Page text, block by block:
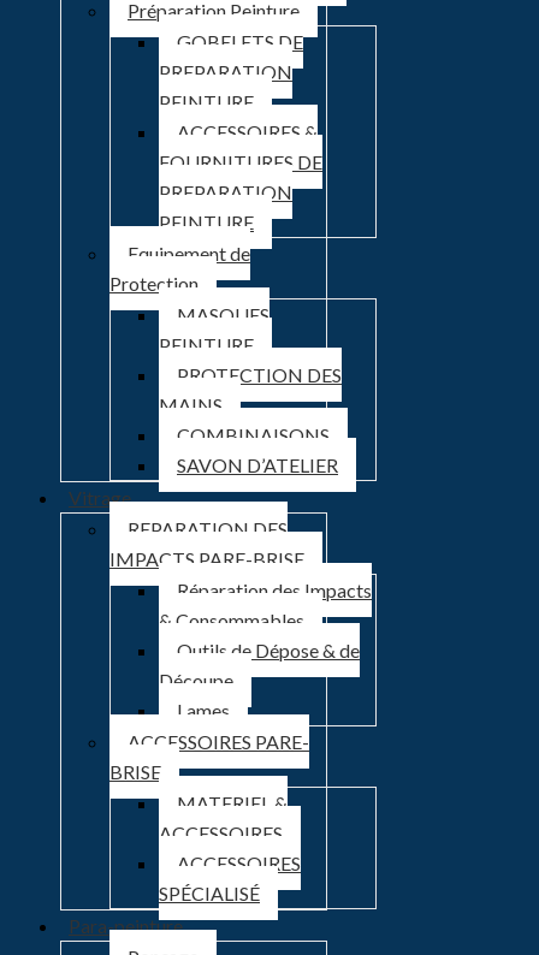
Préparation Peinture
GOBELETS DE
PREPARATION
PEINTURE
ACCESSOIRES &
FOURNITURES DE
PREPARATION
PEINTURE
Equipement de
Protection
MASQUES
PEINTURE
PROTECTION DES
MAINS
COMBINAISONS
SAVON D’ATELIER
Vitrage
REPARATION DES
IMPACTS PARE-BRISE
Réparation des Impacts
& Consommables
Outils de Dépose & de
Découpe
Lames
ACCESSOIRES PARE-
BRISE
MATERIEL &
ACCESSOIRES
ACCESSOIRES
SPÉCIALISÉ
Para-peinture